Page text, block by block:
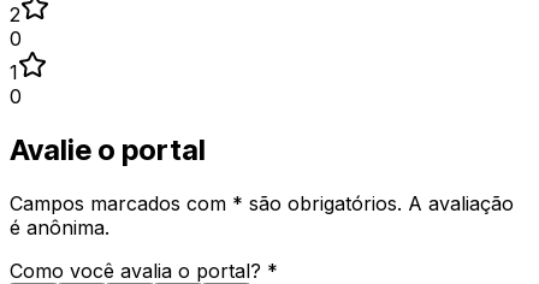
2
0
1
0
Avalie o portal
Campos marcados com * são obrigatórios. A avaliação
é anônima.
Como você avalia o portal? *